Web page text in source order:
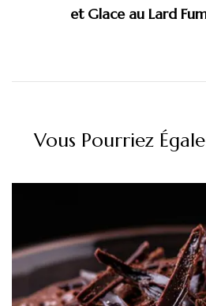
et Glace au Lard
Vous Pourriez